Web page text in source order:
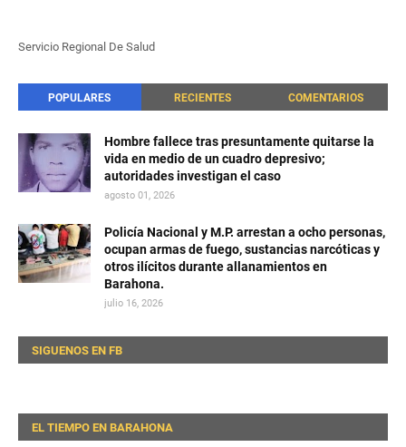
Servicio Regional De Salud
POPULARES RECIENTES COMENTARIOS
Hombre fallece tras presuntamente quitarse la
vida en medio de un cuadro depresivo;
autoridades investigan el caso
agosto 01, 2026
Policía Nacional y M.P. arrestan a ocho personas,
ocupan armas de fuego, sustancias narcóticas y
otros ilícitos durante allanamientos en
Barahona.
julio 16, 2026
SIGUENOS EN FB
EL TIEMPO EN BARAHONA